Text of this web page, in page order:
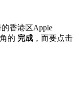
香港区Apple
的 完成 ，而要点击